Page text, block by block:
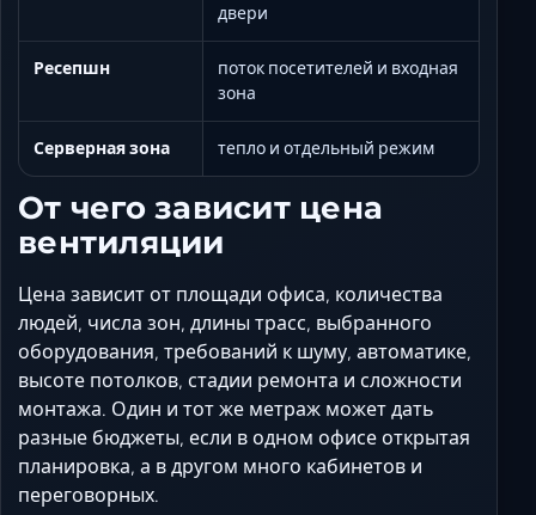
двери
Ресепшн
поток посетителей и входная
зона
Серверная зона тепло и отдельный режим
От чего зависит цена
вентиляции
Цена зависит от площади офиса, количества
людей, числа зон, длины трасс, выбранного
оборудования, требований к шуму, автоматике,
высоте потолков, стадии ремонта и сложности
монтажа. Один и тот же метраж может дать
разные бюджеты, если в одном офисе открытая
планировка, а в другом много кабинетов и
переговорных.